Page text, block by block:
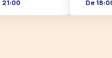
21:00 De